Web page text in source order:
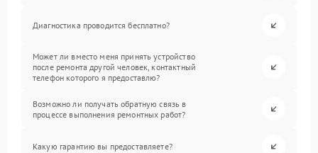
Диагностика проводится бесплатно?
Может ли вместо меня принять устройство
после ремонта другой человек, контактный
телефон которого я предоставлю?
Возможно ли получать обратную связь в
процессе выполнения ремонтных работ?
Какую гарантию вы предоставляете?